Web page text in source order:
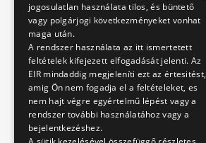
jogosulatlan használata tilos, és büntető
vagy polgárjogi következményeket vonhat
maga után.
A rendszer használata az itt ismertetett
feltételek kifejezett elfogadását jelenti. Az
EIR mindaddig megjeleníti ezt az értesitést,
amig Ön nem fogadja el a feltételeket, es
nem hajt végre egyértelmű lépést vagy a
rendszer további használatához vagy a
bejelentkezéshez.